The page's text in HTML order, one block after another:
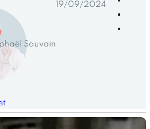
Sauvain
19/09/2024